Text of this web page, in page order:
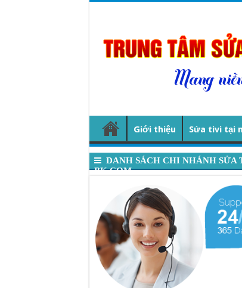
Giới thiệu Sửa tivi tại
DANH SÁCH CHI NHÁNH SỬA
BK.COM